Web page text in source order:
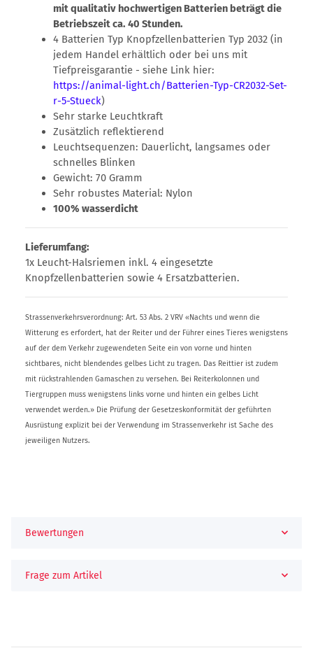
mit qualitativ hochwertigen Batterien beträgt die
Betriebszeit ca. 40 Stunden.
4 Batterien Typ Knopfzellenbatterien Typ 2032 (in
jedem Handel erhältlich oder bei uns mit
Tiefpreisgarantie - siehe Link hier:
https://animal-light.ch/Batterien-Typ-CR2032-Set-
r-5-Stueck)
Sehr starke Leuchtkraft
Zusätzlich reflektierend
Leuchtsequenzen: Dauerlicht, langsames oder
schnelles Blinken
Gewicht: 70 Gramm
Sehr robustes Material: Nylon
100% wasserdicht
Lieferumfang:
1x Leucht-Halsriemen inkl. 4 eingesetzte
Knopfzellenbatterien sowie 4 Ersatzbatterien.
Strassenverkehrsverordnung: Art. 53 Abs. 2 VRV «Nachts und wenn die
Witterung es erfordert, hat der Reiter und der Führer eines Tieres wenigstens
auf der dem Verkehr zugewendeten Seite ein von vorne und hinten
sichtbares, nicht blendendes gelbes Licht zu tragen. Das Reittier ist zudem
mit rückstrahlenden Gamaschen zu versehen. Bei Reiterkolonnen und
Tiergruppen muss wenigstens links vorne und hinten ein gelbes Licht
verwendet werden.» Die Prüfung der Gesetzeskonformität der geführten
Ausrüstung explizit bei der Verwendung im Strassenverkehr ist Sache des
jeweiligen Nutzers.
Bewertungen
Frage zum Artikel